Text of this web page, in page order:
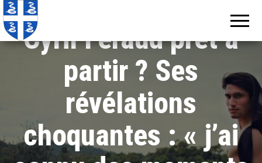
Cyril Féraud prêt à
partir ? Ses
révélations
choquantes : « j’ai